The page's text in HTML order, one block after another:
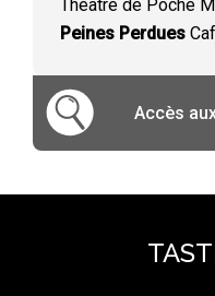
Théâtre de Poche
Peines Perdues
Accès